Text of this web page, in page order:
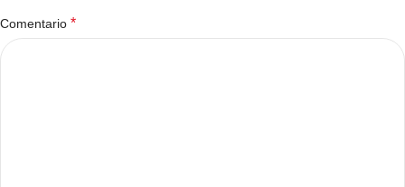
Comentario *